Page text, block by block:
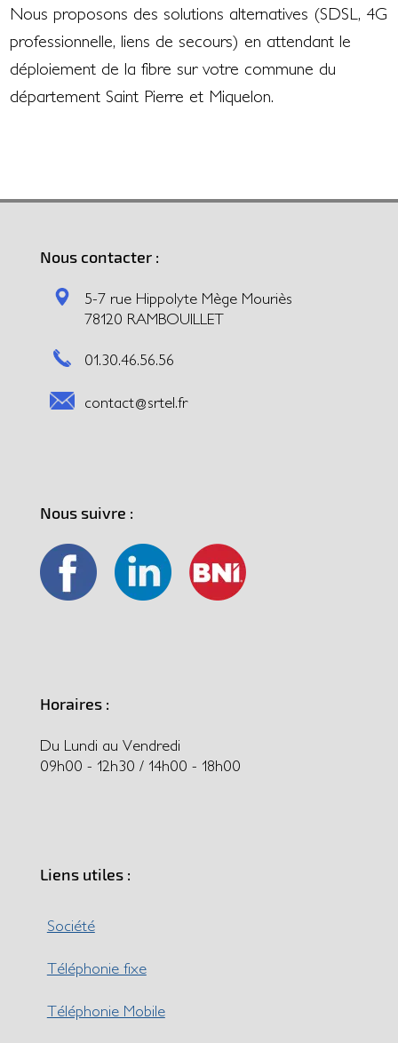
Nous proposons des solutions alternatives (SDSL, 4G
professionnelle, liens de secours) en attendant le
déploiement de la fibre sur votre commune du
département Saint Pierre et Miquelon.
Nous contacter :
5-7 rue Hippolyte Mège Mouriès
78120 RAMBOUILLET
01.30.46.56.56
contact@srtel.fr
Nous suivre :
Horaires :
Du Lundi au Vendredi
09h00 - 12h30 / 14h00 - 18h00
Liens utiles :
Société
Téléphonie fixe
Téléphonie Mobile